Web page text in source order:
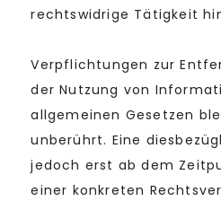
rechtswidrige Tätigkeit
Verpflichtungen zur
der Nutzung von
allgemeinen Gesetzen
unberührt. Eine
jedoch erst ab dem
einer konkreten